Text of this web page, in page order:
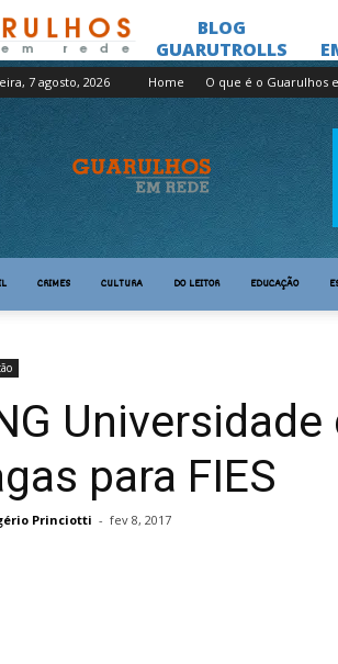
7 agosto, 2026 Home O que é o Guarulhos
Guarulhos
em
Rede
CRIMES CULTURA DO LEITOR EDUCAÇÃO
para FIES
Princiotti - fev 8, 2017